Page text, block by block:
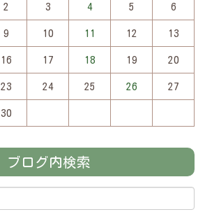
2 3 4 5 6
9 10 11 12 13
16 17 18 19 20
23 24 25 26 27
30
ブログ内検索